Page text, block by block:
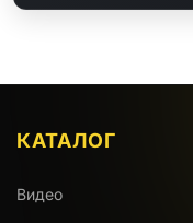
КАТАЛОГ
Видео